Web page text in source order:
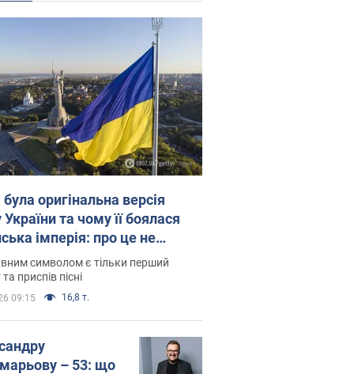
оригінальна версія
України та чому її боялася
імперія: про це не
у школі
символом є тільки перший
приспів пісні
09:15 16,8 т.
– 53: що